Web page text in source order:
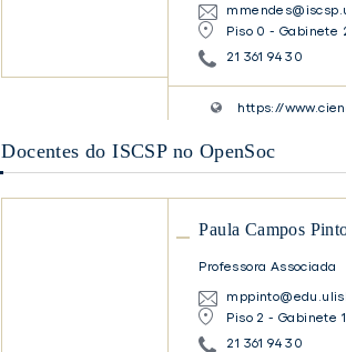
Ferreira
Piso 0 - Gabinete
21 361 94 30
https://
Docentes do ISCSP no OpenSoc
Paula Campos
Professora Associada
Piso 2 - Gabinete
21 361 94 30